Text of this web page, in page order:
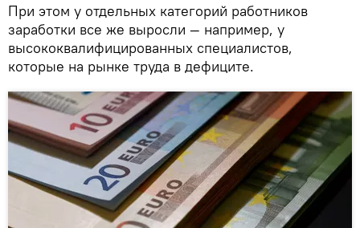
При этом у отдельных категорий работников
заработки все же выросли — например, у
высококвалифицированных специалистов,
которые на рынке труда в дефиците.